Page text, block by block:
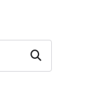
Search